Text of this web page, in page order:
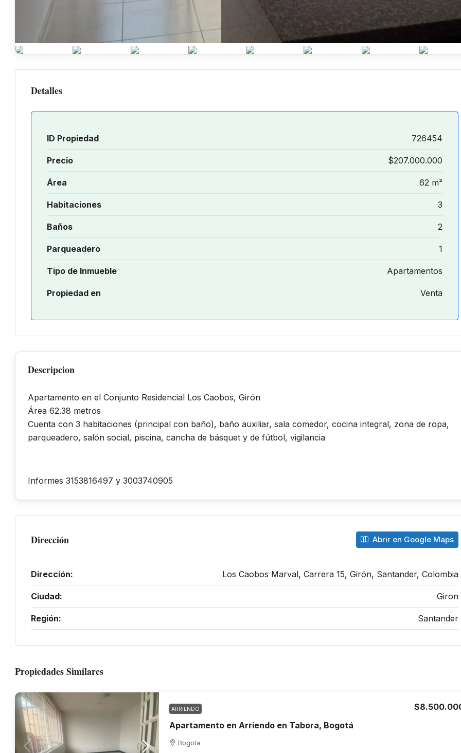
Detalles
ID Propiedad 726454
Precio $207.000.000
Área 62 m²
Habitaciones 3
Baños 2
Parqueadero 1
Tipo de Inmueble Apartamentos
Propiedad en Venta
Descripcion
Apartamento en el Conjunto Residencial Los Caobos, Girón
Área 62.38 metros
Cuenta con 3 habitaciones (principal con baño), baño auxiliar, sala comedor, cocina integral, zona de ropa,
parqueadero, salón social, piscina, cancha de básquet y de fútbol, vigilancia
Informes 3153816497 y 3003740905
Dirección Abrir en Google Maps
Dirección: Los Caobos Marval, Carrera 15, Girón, Santander, Colombia
Ciudad: Giron
Región: Santander
Propiedades Similares
ARRIENDO
Apartamento en Arriendo en Tabora, Bogotá
Bogota